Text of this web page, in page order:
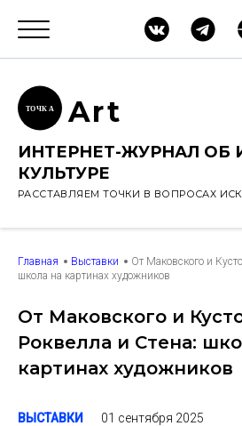
ТОЧК А Art
ИНТЕРНЕТ-ЖУРНАЛ ОБ
КУЛЬТУРЕ
РАССТАВЛЯЕМ ТОЧКИ В ВОПРОСАХ
Главная Выставки
От Маковского и
школа на картинах художников
От Маковского и
Роквелла и Стена:
картинах художников
ВЫСТАВКИ 01 сентября 2025